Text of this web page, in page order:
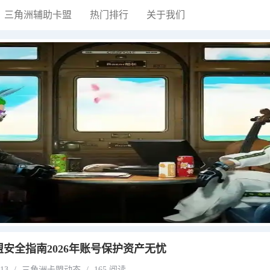
三角洲辅助卡盟 热门排行 关于我们
全指南2026年账号保护资产无忧